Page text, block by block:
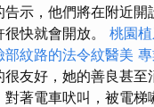
告示，他們將在附近開
很快就會開放。 桃園
部紋路的法令紋醫美
很友好，她的善良甚至
對著電車吠叫，被電梯